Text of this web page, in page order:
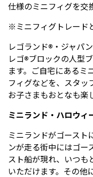
仕様のミニフィグを交
※ミニフィグトレード
レゴランド®・ジャパ
レゴ®ブロックの⼈型
ます。ご⾃宅にあるミ
フィグなどを、スタッ
お⼦さまもおとなも楽
ミニランド・ハロウィ
ミニランドがゴースト
ンが走る街中にはゴー
スト船が現れ、いつも
いただけます。その他